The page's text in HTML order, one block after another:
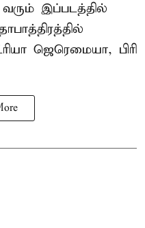
இப்படத்தில்
ஜெரெமையா, பிரி